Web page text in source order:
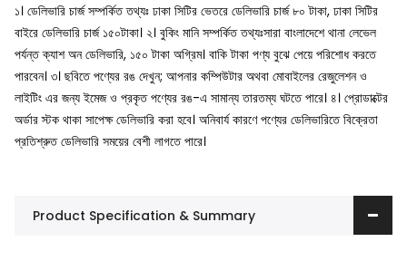
১। ডেলিভারি চার্জ সম্পর্কিত তথ্যঃ ঢাকা সিটির ভেতরে ডেলিভারি চার্জ ৮০ টাকা, ঢাকা সিটির
বাইরে ডেলিভারি চার্জ ১৫০টাকা। ২। বুকিং মানি সম্পর্কিত তথ্যঃসারা বাংলাদেশে থানা লেভেল
পর্যন্ত ক্যাশ অন ডেলিভারি, ১৫০ টাকা অগ্রিম। বাকি টাকা পণ্য বুঝে পেয়ে পরিশোধ করতে
পারবেন। ৩। ছবিতে পণ্যের রঙ দেখুন; আপনার কম্পিউটার অথবা মোবাইলের রেজুলেশন ও
লাইটিং এর জন্য ইমেজ ও প্রকৃত পণ্যের রঙ-এ সামান্য তারতম্য ঘটতে পারে। ৪। প্রোডাক্টের
অর্ডার স্টক থাকা সাপেক্ষ ডেলিভারি করা হবে। অনিবার্য কারণে পণ্যের ডেলিভারিতে বিক্রেতা
প্রতিশ্রুত ডেলিভারি সময়ের বেশী লাগতে পারে।
Product Specification & Summary